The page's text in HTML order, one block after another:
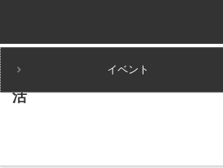
イベント